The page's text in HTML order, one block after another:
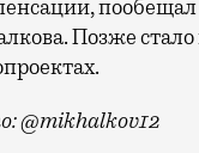
пообещал
Позже стало
@mikhalkov12